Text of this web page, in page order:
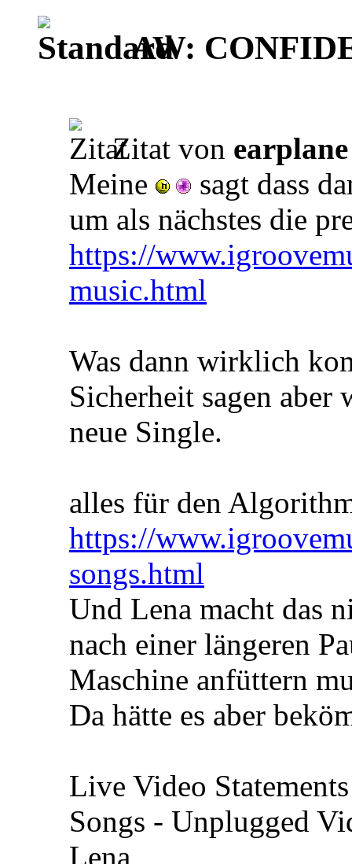
AW:
Zitat von earplane
Meine
sagt dass
um als nächstes die
https://
music.html
Was dann wirklich
Sicherheit sagen
neue Single.
alles für den
https://
songs.html
Und Lena macht das
nach einer längeren
Maschine anfüttern
Da hätte es aber
Live Video
Songs - Unplugged
Lena